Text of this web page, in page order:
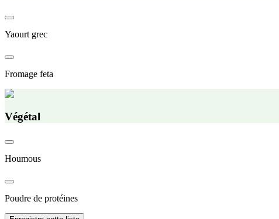
Yaourt grec
Fromage feta
Végétal
Houmous
Poudre de protéines